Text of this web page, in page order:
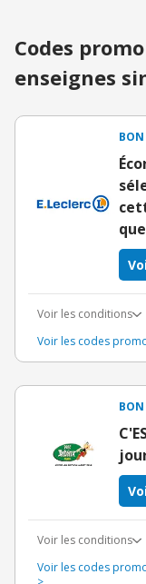
Codes
enseignes
Voir les conditions
Voir les codes
Voir les conditions
Voir les codes